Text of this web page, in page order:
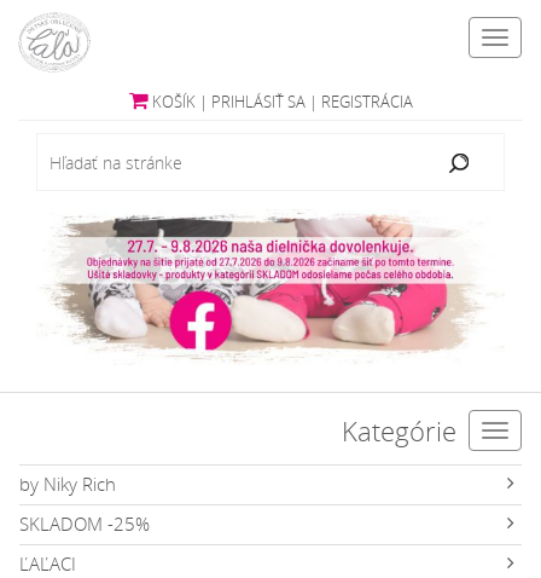
KOŠÍK | PRIHLÁSIŤ SA | REGISTRÁCIA
Kategórie
by Niky Rich
SKLADOM -25%
ĽAĽACI